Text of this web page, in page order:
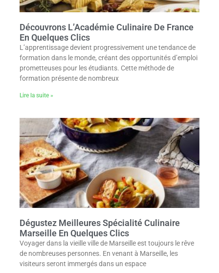
Découvrons L’Académie Culinaire De France
En Quelques Clics
L’apprentissage devient progressivement une tendance de
formation dans le monde, créant des opportunités d’emploi
prometteuses pour les étudiants. Cette méthode de
formation présente de nombreux
Lire la suite »
Dégustez Meilleures Spécialité Culinaire
Marseille En Quelques Clics
Voyager dans la vieille ville de Marseille est toujours le rêve
de nombreuses personnes. En venant à Marseille, les
visiteurs seront immergés dans un espace